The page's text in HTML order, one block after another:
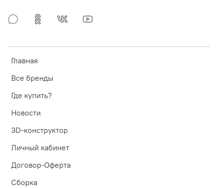
Главная
Все бренды
Где купить?
Новости
3D-конструктор
Личный кабинет
Договор-Оферта
Сборка